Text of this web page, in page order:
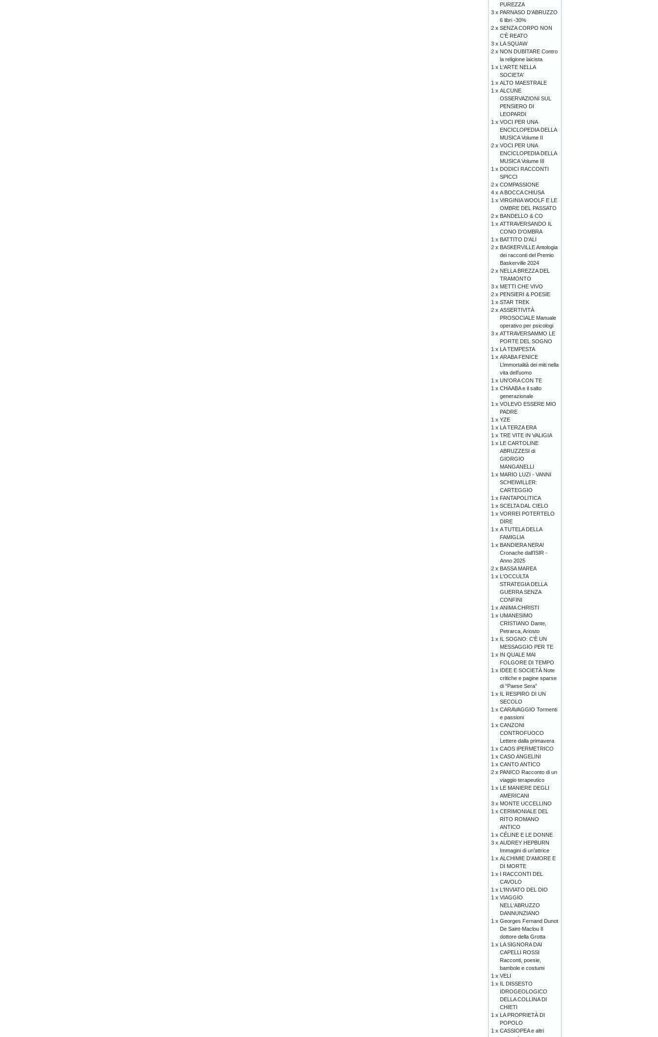
PUREZZA
3 x PARNASO D'ABRUZZO
6 libri -30%
2 x SENZA CORPO NON
C'È REATO
3 x LA SQUAW
2 x NON DUBITARE Contro
la religione laicista
1 x L'ARTE NELLA
SOCIETA'
1 x ALTO MAESTRALE
1 x ALCUNE
OSSERVAZIONI SUL
PENSIERO DI
LEOPARDI
1 x VOCI PER UNA
ENCICLOPEDIA DELLA
MUSICA Volume II
2 x VOCI PER UNA
ENCICLOPEDIA DELLA
MUSICA Volume III
1 x DODICI RACCONTI
SPICCI
2 x COMPASSIONE
4 x A BOCCA CHIUSA
1 x VIRGINIA WOOLF E LE
OMBRE DEL PASSATO
2 x BANDELLO & CO
1 x ATTRAVERSANDO IL
CONO D'OMBRA
1 x BATTITO D'ALI
2 x BASKERVILLE Antologia
dei racconti del Premio
Baskerville 2024
2 x NELLA BREZZA DEL
TRAMONTO
3 x METTI CHE VIVO
2 x PENSIERI & POESIE
1 x STAR TREK
2 x ASSERTIVITÀ
PROSOCIALE Manuale
operativo per psicologi
3 x ATTRAVERSAMMO LE
PORTE DEL SOGNO
1 x LA TEMPESTA
1 x ARABA FENICE
L’immortalità dei miti nella
vita dell’uomo
1 x UN'ORA CON TE
1 x CHAABA e il salto
generazionale
1 x VOLEVO ESSERE MIO
PADRE
1 x YZE
1 x LA TERZA ERA
1 x TRE VITE IN VALIGIA
1 x LE CARTOLINE
ABRUZZESI di
GIORGIO
MANGANELLI
1 x MARIO LUZI - VANNI
SCHEIWILLER:
CARTEGGIO
1 x FANTAPOLITICA
1 x SCELTA DAL CIELO
1 x VORREI POTERTELO
DIRE
1 x A TUTELA DELLA
FAMIGLIA
1 x BANDIERA NERA!
Cronache dall'ISIR -
Anno 2025
2 x BASSA MAREA
1 x L'OCCULTA
STRATEGIA DELLA
GUERRA SENZA
CONFINI
1 x ANIMA CHRISTI
1 x UMANESIMO
CRISTIANO Dante,
Petrarca, Ariosto
1 x IL SOGNO: C'È UN
MESSAGGIO PER TE
1 x IN QUALE MAI
FOLGORE DI TEMPO
1 x IDEE E SOCIETÀ Note
critiche e pagine sparse
di “Paese Sera”
1 x IL RESPIRO DI UN
SECOLO
1 x CARAVAGGIO Tormenti
e passioni
1 x CANZONI
CONTROFUOCO
Lettere dalla primavera
1 x CAOS IPERMETRICO
1 x CASO ANGELINI
1 x CANTO ANTICO
2 x PANICO Racconto di un
viaggio terapeutico
1 x LE MANIERE DEGLI
AMERICANI
3 x MONTE UCCELLINO
1 x CERIMONIALE DEL
RITO ROMANO
ANTICO
1 x CÉLINE E LE DONNE
3 x AUDREY HEPBURN
Immagini di un’attrice
1 x ALCHIMIE D'AMORE E
DI MORTE
1 x I RACCONTI DEL
CAVOLO
1 x L'INVIATO DEL DIO
1 x VIAGGIO
NELL'ABRUZZO
DANNUNZIANO
1 x Georges Fernand Dunot
De Saint-Maclou Il
dottore della Grotta
1 x LA SIGNORA DAI
CAPELLI ROSSI
Racconti, poesie,
bambole e costumi
1 x VELI
1 x IL DISSESTO
IDROGEOLOGICO
DELLA COLLINA DI
CHIETI
1 x LA PROPRIETÀ DI
POPOLO
1 x CASSIOPEA e altri